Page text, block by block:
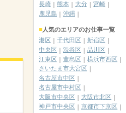
長崎
熊本 大分
宮崎
鹿児島
沖縄
人気のエリアのお仕事一覧
港区
千代田区
新宿区
中央区
渋谷区
品川区
江東区
豊島区
横浜市西区
さいたま市大宮区
名古屋市中区
名古屋市中村区
大阪市中央区
大阪市北区
神戸市中央区
京都市下京区